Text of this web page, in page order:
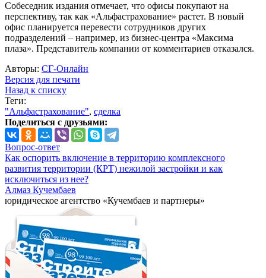
Собеседник издания отмечает, что офисы покупают на
перспективу, так как «Альфастрахование» растет. В новый
офис планируется перевести сотрудников других
подразделений – например, из бизнес-центра «Максима
плаза». Представитель компании от комментариев отказался.
Авторы: СГ-Онлайн
Версия для печати
Назад к списку
Теги:
"Альфастрахование", сделка
Поделиться с друзьями:
Вопрос-ответ
Как оспорить включение в территорию комплексного
развития территории (КРТ) нежилой застройки и как
исключиться из нее?
Алмаз Кучембаев
юридическое агентство «Кучембаев и партнеры»